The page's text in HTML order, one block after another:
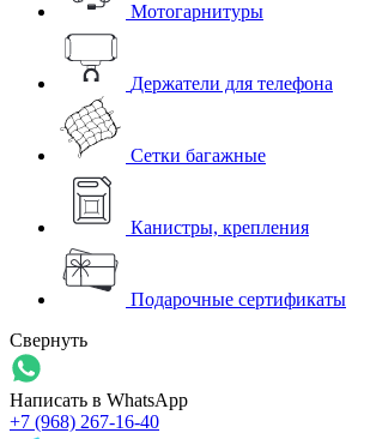
Мотогарнитуры
Держатели для телефона
Сетки багажные
Канистры, крепления
Подарочные сертификаты
Свернуть
Написать в WhatsApp
+7 (968) 267-16-40